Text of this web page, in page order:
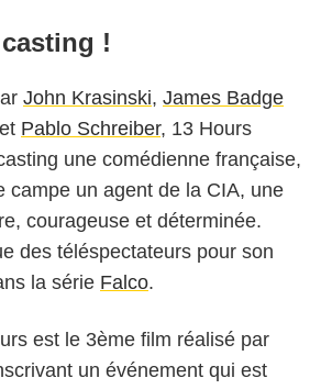
!
John Krasinski, James Badge
et Pablo Schreiber, 13 Hours
une comédienne française,
campe un agent de la CIA, une
courageuse et déterminée.
des téléspectateurs pour son
la série Falco.
est le 3ème film réalisé par
un événement qui est